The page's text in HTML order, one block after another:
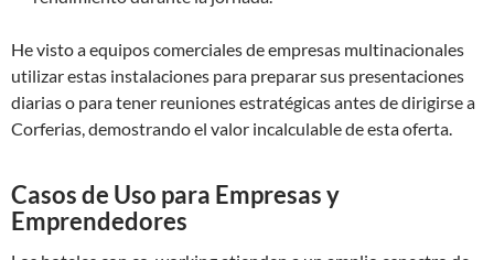
He visto a equipos comerciales de empresas multinacionales
utilizar estas instalaciones para preparar sus presentaciones
diarias o para tener reuniones estratégicas antes de dirigirse a
Corferias, demostrando el valor incalculable de esta oferta.
Casos de Uso para Empresas y
Emprendedores